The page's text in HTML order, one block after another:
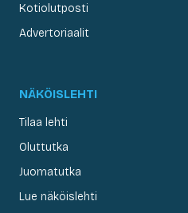
Kotiolutposti
Advertoriaalit
NÄKÖISLEHTI
Tilaa lehti
Oluttutka
Juomatutka
Lue näköislehti